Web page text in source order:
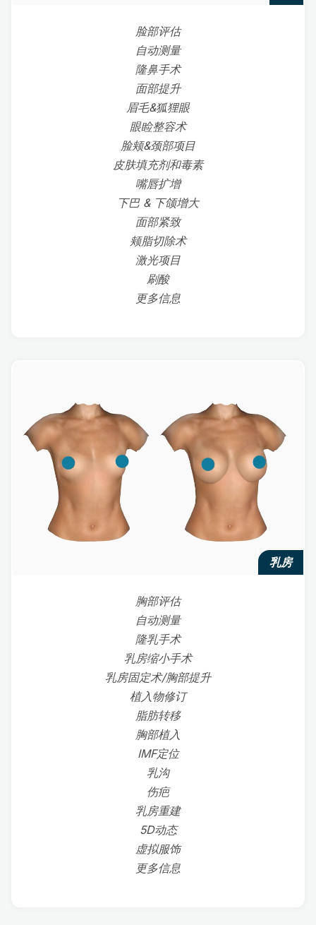
脸部评估
自动测量
隆鼻手术
面部提升
眉毛&狐狸眼
眼睑整容术
脸颊&颈部项目
皮肤填充剂和毒素
嘴唇扩增
下巴 & 下颌增大
面部紧致
颊脂切除术
激光项目
刷酸
更多信息
乳房
胸部评估
自动测量
隆乳手术
乳房缩小手术
乳房固定术/胸部提升
植入物修订
脂肪转移
胸部植入
IMF定位
乳沟
伤疤
乳房重建
5D动态
虚拟服饰
更多信息